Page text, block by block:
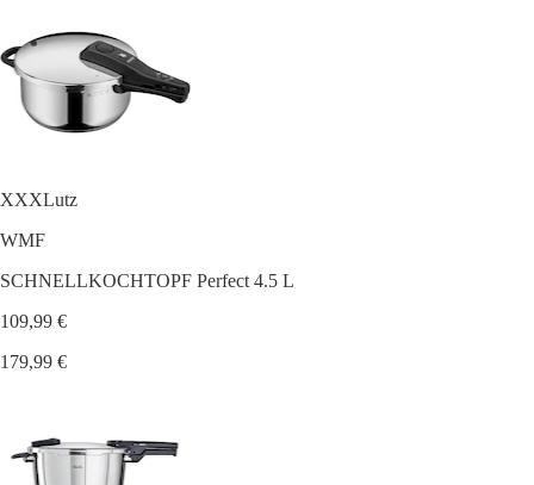
XXXLutz
WMF
SCHNELLKOCHTOPF Perfect 4.5 L
109,99 €
179,99 €